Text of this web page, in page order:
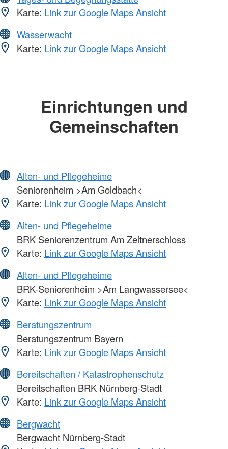
Karte: Link zur Google Maps Ansicht
Wasserwacht
Karte: Link zur Google Maps Ansicht
Einrichtungen und
Gemeinschaften
Alten- und Pflegeheime
Seniorenheim >Am Goldbach<
Karte: Link zur Google Maps Ansicht
Alten- und Pflegeheime
BRK Seniorenzentrum Am Zeltnerschloss
Karte: Link zur Google Maps Ansicht
Alten- und Pflegeheime
BRK-Seniorenheim >Am Langwassersee<
Karte: Link zur Google Maps Ansicht
Beratungszentrum
Beratungszentrum Bayern
Karte: Link zur Google Maps Ansicht
Bereitschaften / Katastrophenschutz
Bereitschaften BRK Nürnberg-Stadt
Karte: Link zur Google Maps Ansicht
Bergwacht
Bergwacht Nürnberg-Stadt